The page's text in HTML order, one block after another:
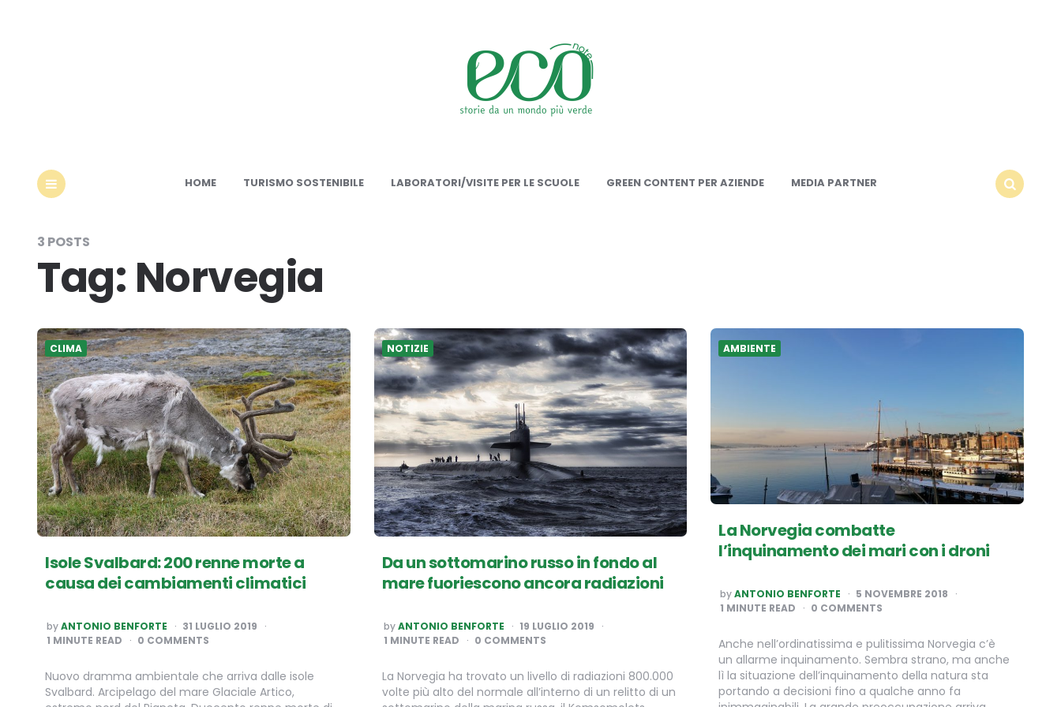
HOME TURISMO SOSTENIBILE LABORATORI/VISITE PER LE SCUOLE GREEN CONTENT PER AZIENDE
MEDIA PARTNER
3 POSTS
Tag: Norvegia
CLIMA
Isole Svalbard: 200 renne morte a
causa dei cambiamenti climatici
POSTED
BY
byANTONIO BENFORTE
31 LUGLIO 2019
1 MINUTE READ 0 COMMENTS
Nuovo dramma ambientale che arriva dalle isole
Svalbard. Arcipelago del mare Glaciale Artico,
NOTIZIE
Da un sottomarino russo in fondo al
mare fuoriescono ancora radiazioni
POSTED
BY
byANTONIO BENFORTE
19 LUGLIO 2019
1 MINUTE READ 0 COMMENTS
La Norvegia ha trovato un livello di radiazioni 800.000
volte più alto del normale all’interno di un relitto di un
AMBIENTE
La Norvegia combatte
l’inquinamento dei mari con i droni
POSTED
BY
byANTONIO BENFORTE
5 NOVEMBRE 2018
1 MINUTE READ 0 COMMENTS
Anche nell’ordinatissima e pulitissima Norvegia c’è
un allarme inquinamento. Sembra strano, ma anche
lì la situazione dell’inquinamento della natura sta
portando a decisioni fino a qualche anno fa